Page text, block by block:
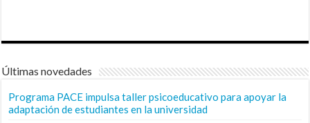
Últimas novedades
Programa PACE impulsa taller psicoeducativo para apoyar la
adaptación de estudiantes en la universidad